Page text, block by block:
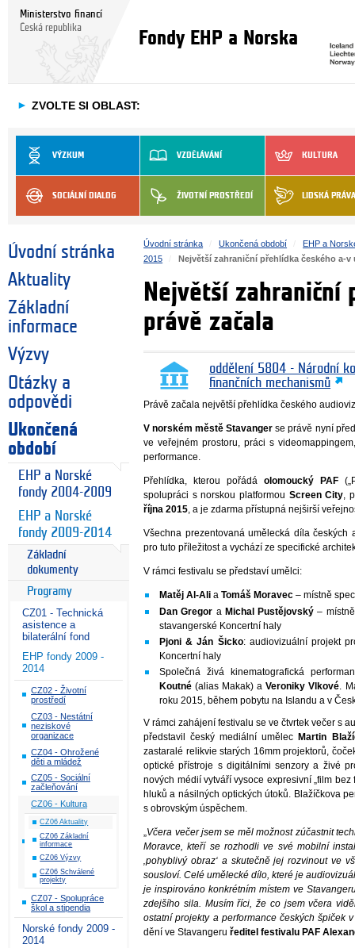
Ministerstvo financí
Česká republika
Fondy EHP a Norska
► ZVOLTE SI OBLAST:
VÝZKUM VZDĚLÁVÁNÍ KULTURA
SOCIÁLNÍ DIALOG ŽIVOTNÍ PROSTŘEDÍ LIDSKÁ PRÁVA
Úvodní stránka
Aktuality
Základní
informace
Výzvy
Otázky a
odpovědi
Ukončená
období
EHP a Norské
fondy 2004-2009
EHP a Norské
fondy 2009-2014
Základní
dokumenty
Programy
CZ01 - Technická
asistence a
bilaterální fond
EHP fondy 2009 -
2014
CZ02 - Životní
prostředí
CZ03 - Nestátní
neziskové
organizace
CZ04 - Ohrožené
děti a mládež
CZ05 - Sociální
začleňování
CZ06 - Kultura
CZ06 Aktuality
CZ06 Základní
informace
CZ06 Výzvy
CZ06 Schválené
projekty
CZ07 - Spolupráce
škol a stipendia
Norské fondy 2009 -
2014
Úvodní stránka Ukončená období
EHP a
2015
Největší zahraniční přehlídka českého a-v
Největší zahraniční
právě začala
oddělení 5804 - Národní
finančních mechanismů
Právě začala největší přehlídka českého
V norském městě Stavanger se právě nyní
ve veřejném prostoru, práci s
performance.
Přehlídka, kterou pořádáolomoucký PAF
spolupráci s norskou platformou Screen City,
října 2015, a je zdarma přístupná nejširší
Všechna prezentovaná umělecká díla
pro tuto příležitost a vychází ze specifické
V rámci festivalu se představí umělci:
Matěj Al-Ali aTomáš Moravec – místně
Dan Gregor a Michal Pustějovský –
stavangerské Koncertní haly
Pjoni & Ján Šicko: audiovizuální projekt
Koncertní haly
Společná živá kinematografická
Koutné (alias Makak) aVeroniky Vlkové.
roku 2015, během pobytu na Islandu a v
V rámci zahájení festivalu se ve čtvrtek večer s
představil český mediální umělec Martin
zastaralé relikvie starých 16mm projektorů,
optické přístroje s digitálními senzory a živé
nových médií vytváří vysoce expresivní „film
hluků a násilných optických útoků. Blažíčkova
s obrovským úspěchem.
„Včera večer jsem se měl možnost zúčastnit
Moravce, kteří se rozhodli ve své mobilní
‚pohyblivý obraz‘ a skutečně jej rozvinout ve
sousloví. Celé umělecké dílo, které je
je inspirováno konkrétním místem ve
zdejšího sila. Musím říci, že co jsem včera
ostatní projekty a performance českých špiček
dění ve Stavangeruředitel festivalu PAF